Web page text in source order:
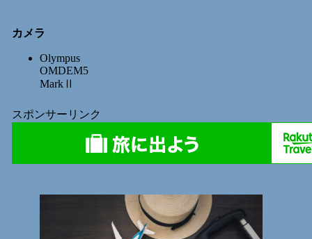
カメラ
Olympus
OMDEM5
MarkⅡ
スポンサーリンク